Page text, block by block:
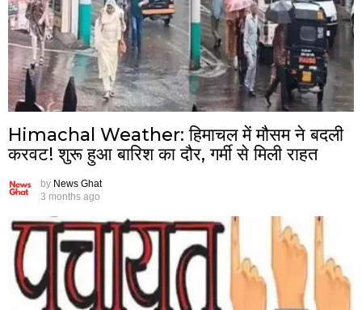
Himachal Weather: हिमाचल में मौसम ने बदली
करवट! शुरू हुआ बारिश का दौर, गर्मी से मिली राहत
by News Ghat
3 months ago